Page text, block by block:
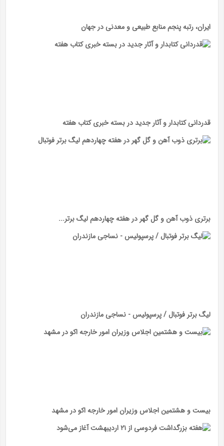
ایران، رتبه پنجم منابع طبیعی و معدنی در جهان
قدردانی کتابدار و آثار جدید در بسته خبری کتاب هفته
برتری ذوب آهن و گل گهر در هفته چهاردهم لیگ برتر...
لیگ برتر فوتبال / پرسپولیس - نساجی مازندران
بیست و هشتمین اجلاس وزیران امور خارجه اکو در مشهد